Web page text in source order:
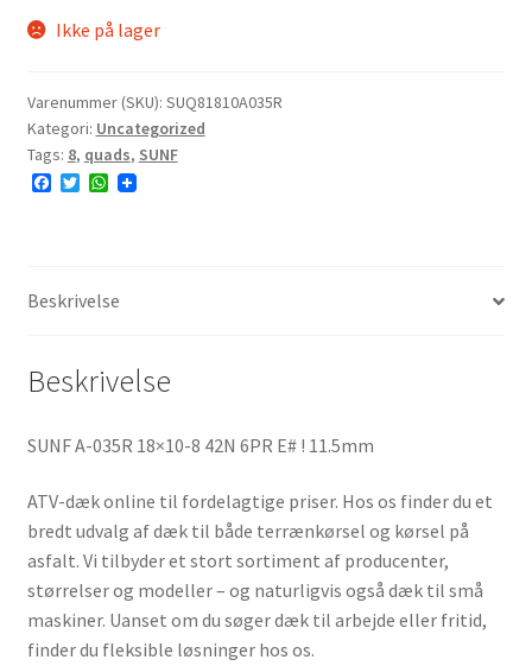
Ikke på lager
Varenummer (SKU): SUQ81810A035R
Kategori: Uncategorized
Tags: 8, quads, SUNF
F
o
T
r
W
p
Beskrivelse
Beskrivelse
SUNF A-035R 18×10-8 42N 6PR E# ! 11.5mm
ATV-dæk online til fordelagtige priser. Hos os finder du et
bredt udvalg af dæk til både terrænkørsel og kørsel på
asfalt. Vi tilbyder et stort sortiment af producenter,
størrelser og modeller – og naturligvis også dæk til små
maskiner. Uanset om du søger dæk til arbejde eller fritid,
finder du fleksible løsninger hos os.